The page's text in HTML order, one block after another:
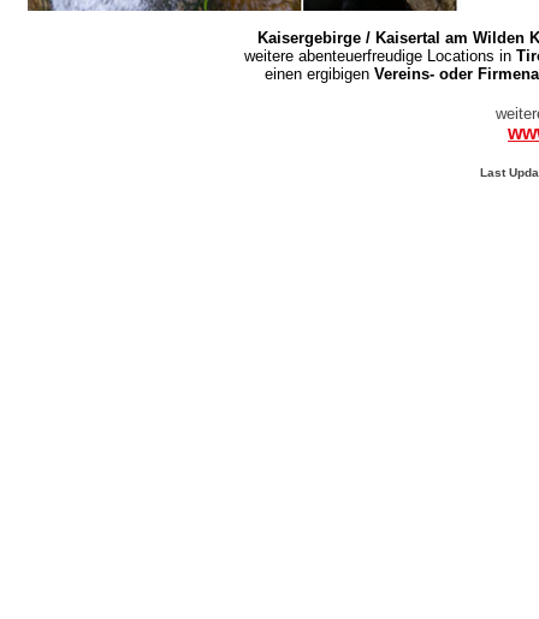
Kaisergebirge / Kaisertal am Wilden
weitere abenteuerfreudige Locations in
einen ergibigen Vereins- oder
Last